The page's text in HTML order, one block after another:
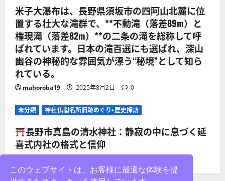
米子大瀑布は、長野県須坂市の四阿山北麓に位
置する壮大な滝群で、**不動滝（落差89m）と
権現滝（落差82m）**の二条の滝を総称して呼
ばれています。日本の滝百選にも選ばれ、深山
幽谷の神秘的な雰囲気が漂う“秘境”として知ら
れている。
mahoroba19 2025年8月2日 0
未分類 神社仏閣名所旧跡めぐり・歴史探訪
長野市真島の清水神社：静寂の中に息づく延
喜式内社の格式と信仰
このウェブサイトは、お客様に最適な体験を提